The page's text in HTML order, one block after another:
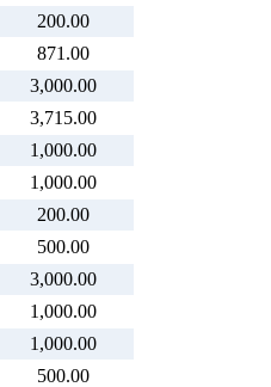
200.00
871.00
3,000.00
3,715.00
1,000.00
1,000.00
200.00
500.00
3,000.00
1,000.00
1,000.00
500.00